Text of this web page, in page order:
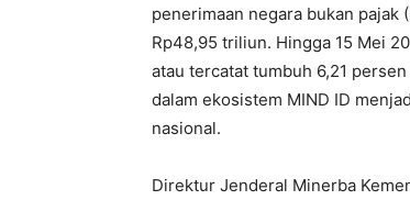
penerimaan negara bukan
Rp48,95 triliun. Hingga 15 Mei
atau tercatat tumbuh 6,21
dalam ekosistem MIND ID
nasional.
Direktur Jenderal Minerba